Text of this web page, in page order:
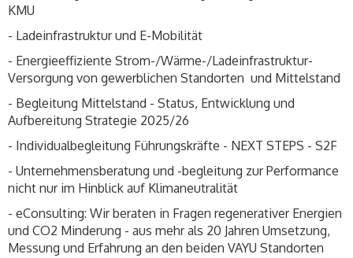
KMU
- Ladeinfrastruktur und E-Mobilität
- Energieeffiziente Strom-/Wärme-/Ladeinfrastruktur-
Versorgung von gewerblichen Standorten und Mittelstand
- Begleitung Mittelstand - Status, Entwicklung und
Aufbereitung Strategie 2025/26
- Individualbegleitung Führungskräfte - NEXT STEPS - S2F
- Unternehmensberatung und -begleitung zur Performance
nicht nur im Hinblick auf Klimaneutralität
- eConsulting: Wir beraten in Fragen regenerativer Energien
und CO2 Minderung - aus mehr als 20 Jahren Umsetzung,
Messung und Erfahrung an den beiden VAYU Standorten